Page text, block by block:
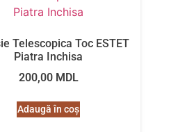
Telescopica Toc ESTET
Piatra Inchisa
200,00 MDL
Adaugă în coș